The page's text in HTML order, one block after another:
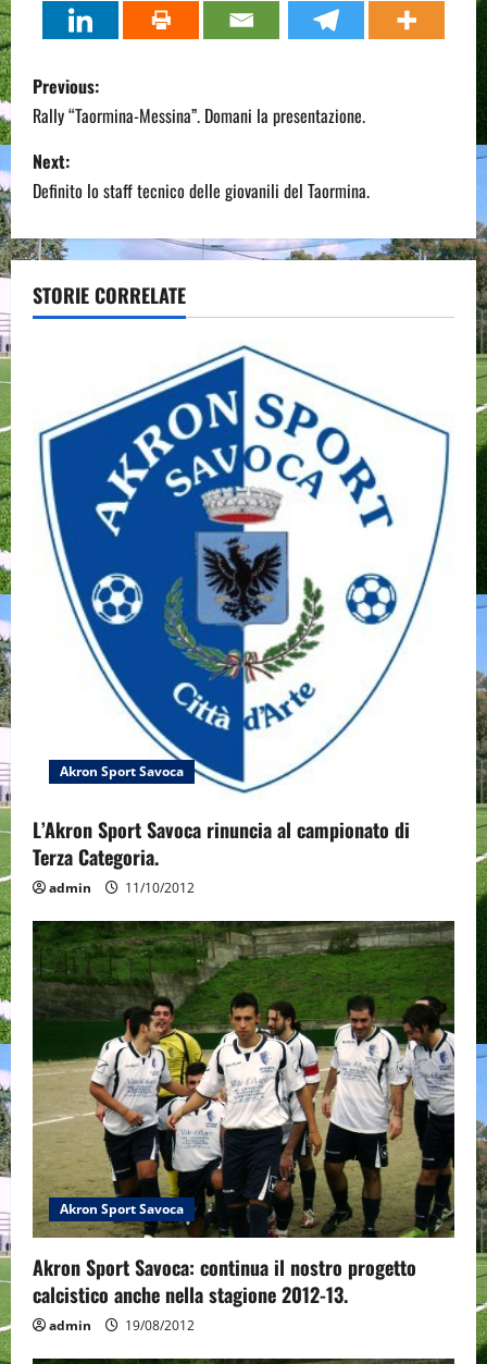
P
o
s
t
n
a
g
a
Previous:
Rally “Taormina-Messina”. Domani la presentazione.
Next:
Definito lo staff tecnico delle giovanili del Taormina.
STORIE CORRELATE
Akron Sport Savoca
L’Akron Sport Savoca rinuncia al campionato di
Terza Categoria.
admin 11/10/2012
Akron Sport Savoca
Akron Sport Savoca: continua il nostro progetto
calcistico anche nella stagione 2012-13.
admin 19/08/2012